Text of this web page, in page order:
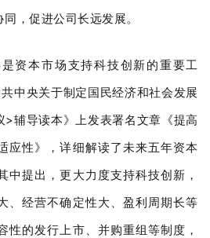
，促进公司长远发展。
资本市场支持科技创新的重要工
中央关于制定国民经济和社会发展
>辅导读本》上发表署名文章《提高
应性》，详细解读了未来五年资本
中提出，更大力度支持科技创新，
、经营不确定性大、盈利周期长等
性的发行上市、并购重组等制度，